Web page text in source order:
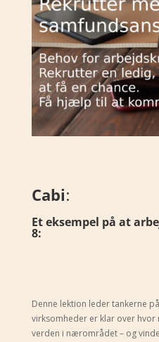
Cabi:
Et eksempel på at
8:
Denne lektion leder tankerne
virksomheder er klar over hvor
verden i nærområdet – og